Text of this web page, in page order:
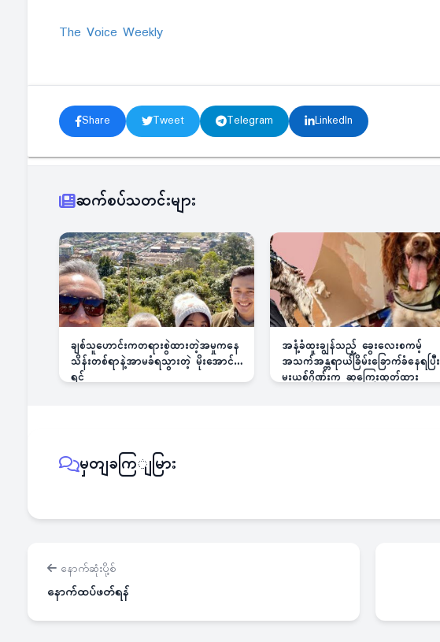
The Voice Weekly
Share Tweet Telegram LinkedIn
ဆက်စပ်သတင်းများ
ချစ်သူဟောင်းကတရားစွဲထားတဲ့အမှုကနေ
သိန်းတစ်ရာနဲ့အာမခံရသွားတဲ့ မိုးအောင်
ရင်
အနံ့ခံထူးချွန်သည့် ခွေးလေးစကမ့်
အသက်အန္တရာယ်ခြိမ်းခြောက်ခံနေရပြီး
မူးယစ်ဂိုဏ်းက ဆုကြေးထုတ်ထား
မှတျခကြျမြား
နောက်ဆုံးပို့စ်
နောက်ထပ်ဖတ်ရန်